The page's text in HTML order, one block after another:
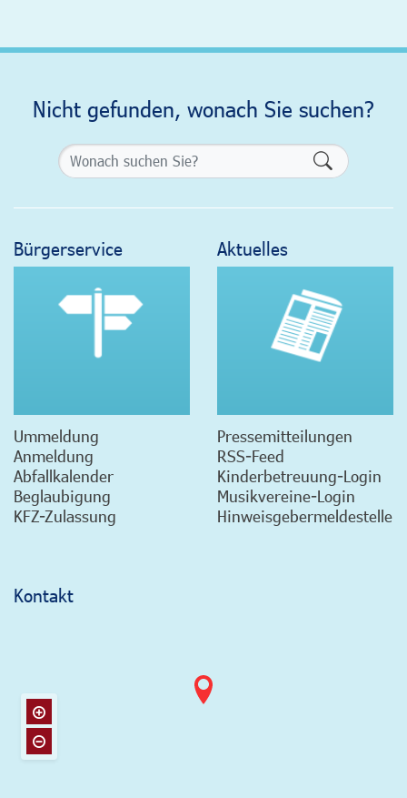
Nicht gefunden, wonach Sie suchen?
Bürgerservice
Ummeldung
Anmeldung
Abfallkalender
Beglaubigung
KFZ-Zulassung
Aktuelles
Pressemitteilungen
RSS-Feed
Kinderbetreuung-Login
Musikvereine-Login
Hinweisgebermeldestelle
Kontakt